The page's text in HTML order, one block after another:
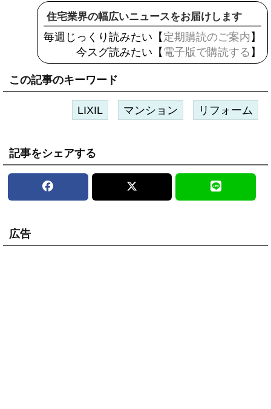
住宅業界の幅広いニュースをお届けします
毎週じっくり読みたい【 定期購読のご案内 】
今スグ読みたい【 電子版で購読する 】
この記事のキーワード
LIXIL マンション リフォーム
記事をシェアする
広告